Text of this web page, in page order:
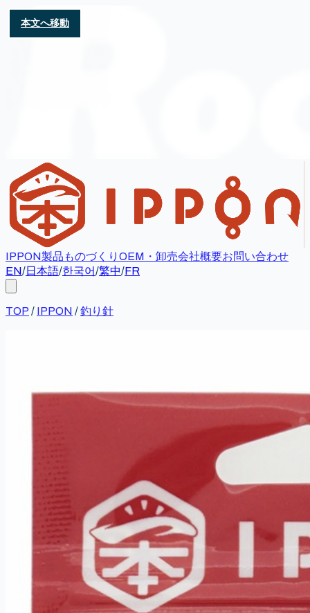
本文へ移動
IPPON製品 ものづくり OEM・卸売会社概要お問い合わせ
EN/日本語/한국어/繁中/FR
TOP / IPPON /釣り針